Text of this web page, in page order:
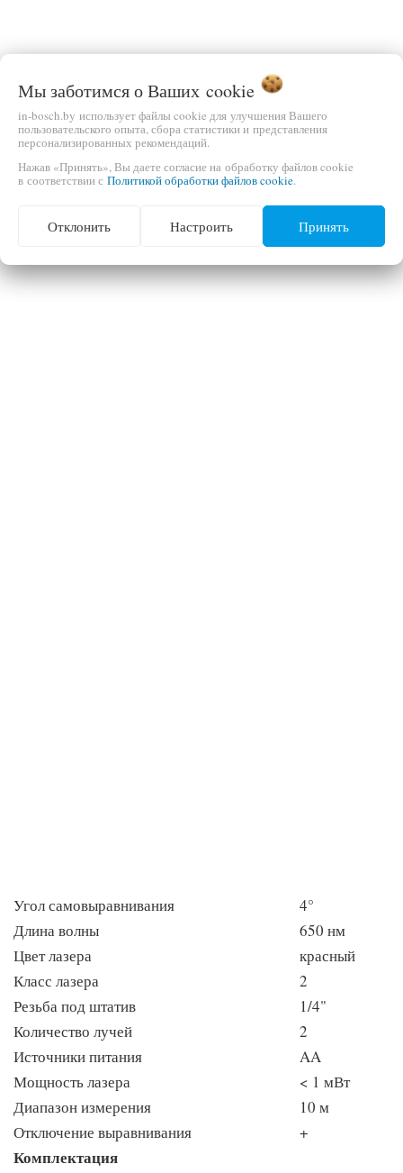
Угол самовыравнивания
4°
Длина волны
650 нм
Цвет лазера
красный
Класс лазера
2
Резьба под штатив
1/4"
Количество лучей
2
Источники питания
AA
Мощность лазера
< 1 мВт
Диапазон измерения
10 м
Отключение выравнивания
+
Комплектация
Мы заботимся о Ваших cookie
in-bosch.by использует файлы cookie для улучшения Вашего
пользовательского опыта, сбора статистики и представления
персонализированных рекомендаций.
Нажав «Принять», Вы даете согласие на обработку файлов cookie
в соответствии с Политикой обработки файлов cookie.
Отклонить Настроить Принять